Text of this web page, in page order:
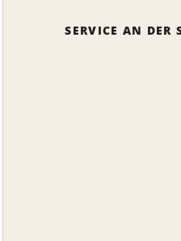
SERVICE AN DER